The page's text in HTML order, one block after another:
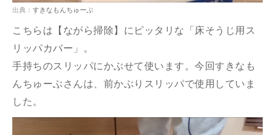
出典： すきなもんちゅーぶ
こちらは【ながら掃除】にピッタリな「床そうじ用ス
リッパカバー」。
手持ちのスリッパにかぶせて使います。今回すきなも
んちゅーぶさんは、前かぶりスリッパで使用していま
した。